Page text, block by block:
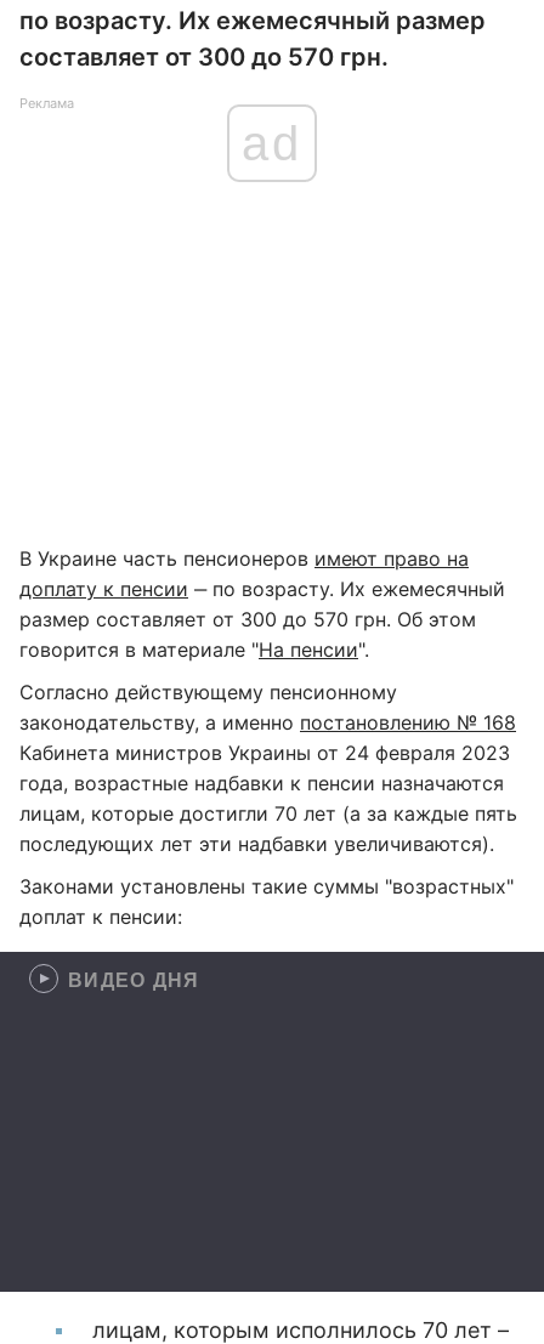
по возрасту. Их ежемесячный размер
составляет от 300 до 570 грн.
Реклама
ad
В Украине часть пенсионеров имеют право на
доплату к пенсии ‒ по возрасту. Их ежемесячный
размер составляет от 300 до 570 грн. Об этом
говорится в материале "На пенсии".
Согласно действующему пенсионному
законодательству, а именно постановлению № 168
Кабинета министров Украины от 24 февраля 2023
года, возрастные надбавки к пенсии назначаются
лицам, которые достигли 70 лет (а за каждые пять
последующих лет эти надбавки увеличиваются).
Законами установлены такие суммы "возрастных"
доплат к пенсии:
ВИДЕО ДНЯ
лицам, которым исполнилось 70 лет –